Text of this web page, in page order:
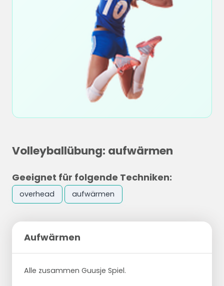
Volleyballübung: aufwärmen
Geeignet für folgende Techniken:
overhead aufwärmen
Aufwärmen
Alle zusammen Guusje Spiel.